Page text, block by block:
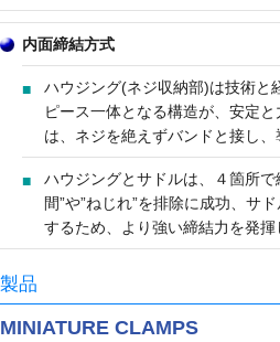
内面締結方式
ハウジング(ネジ収納部)は技術と
ピース一体となる構造が、安定
は、ネジを絶えずバンドと接し、
ハウジングとサドルは、４箇所
間”や”ねじれ”を排除に成功、サ
するため、より強い締結力を発揮
製品
MINIATURE CLAMPS